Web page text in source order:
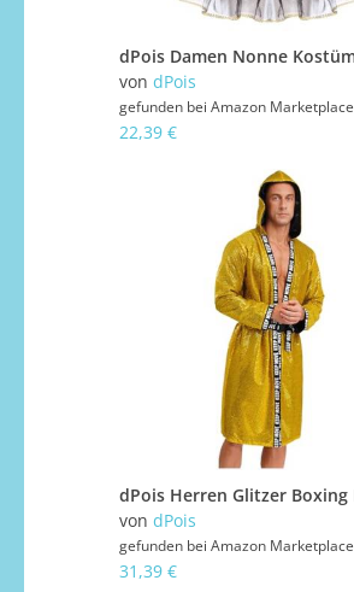
von dPois
gefunden bei Amazon Marketplace
22,39 €
von dPois
gefunden bei Amazon Marketplace
31,39 €